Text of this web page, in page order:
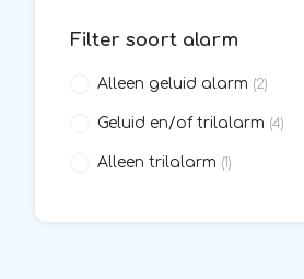
Filter soort alarm
Alleen geluid alarm (2)
Geluid en/of trilalarm (4)
Alleen trilalarm (1)